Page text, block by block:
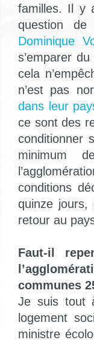
familles. Il y
question de
Dominique
s’emparer
cela
n’est pas
dans leur
ce sont des
conditionner
minimum
conditions
quinze
retour au
Faut-il
communes
Je suis tout
logement
ministre